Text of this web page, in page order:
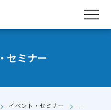
セミナー
イベント・セミナー